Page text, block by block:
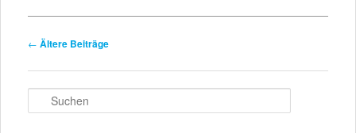
Beitragsnavigation
← Ältere Beiträge
u